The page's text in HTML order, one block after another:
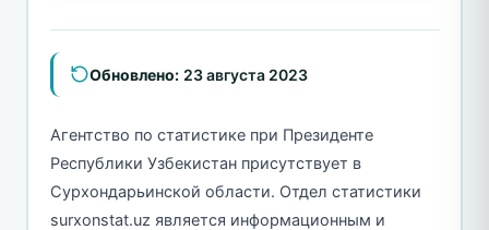
Обновлено: 23 августа 2023
Агентство по статистике при Президенте
Республики Узбекистан присутствует в
Сурхондарьинской области. Отдел статистики
surxonstat.uz является информационным и